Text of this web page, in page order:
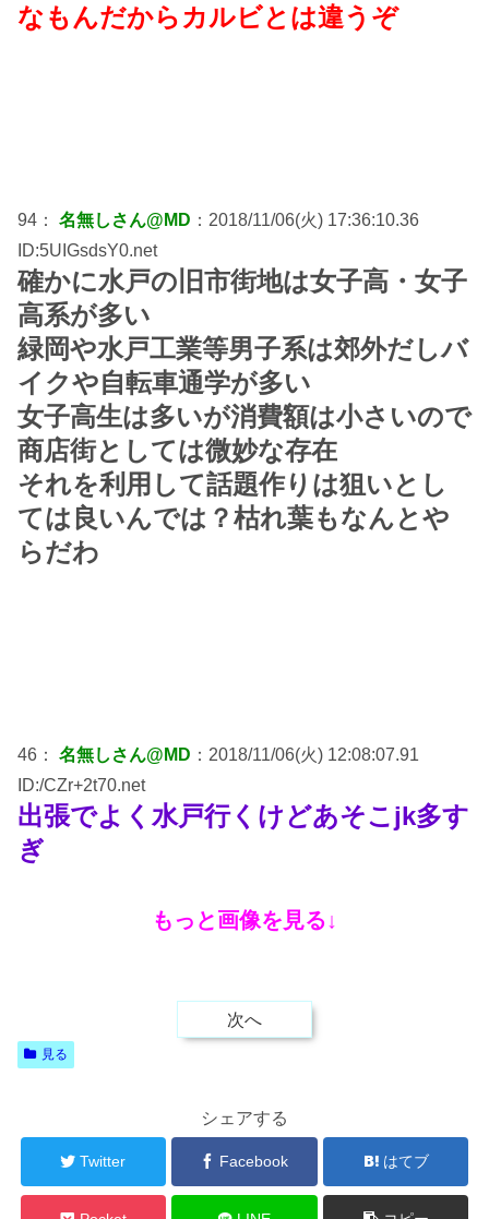
なもんだからカルビとは違うぞ
94： 名無しさん@MD ：2018/11/06(火) 17:36:10.36
ID:5UIGsdsY0.net
確かに水戸の旧市街地は女子高・女子
高系が多い
緑岡や水戸工業等男子系は郊外だしバ
イクや自転車通学が多い
女子高生は多いが消費額は小さいので
商店街としては微妙な存在
それを利用して話題作りは狙いとし
ては良いんでは？枯れ葉もなんとや
らだわ
46： 名無しさん@MD ：2018/11/06(火) 12:08:07.91
ID:/CZr+2t70.net
出張でよく水戸行くけどあそこjk多す
ぎ
もっと画像を見る↓
次へ
見る
シェアする
Twitter Facebook はてブ